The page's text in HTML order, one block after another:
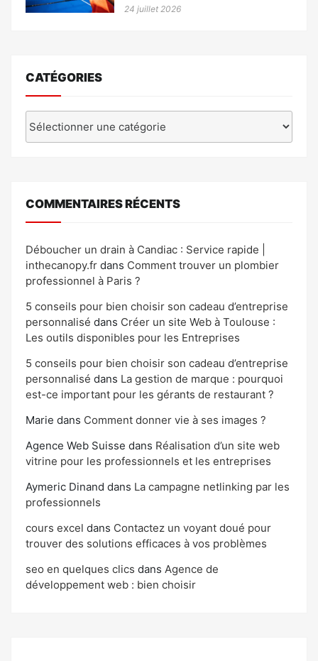
24 juillet 2026
CATÉGORIES
COMMENTAIRES RÉCENTS
Déboucher un drain à Candiac : Service rapide |
inthecanopy.fr dans Comment trouver un plombier
professionnel à Paris ?
5 conseils pour bien choisir son cadeau d’entreprise
personnalisé dans Créer un site Web à Toulouse :
Les outils disponibles pour les Entreprises
5 conseils pour bien choisir son cadeau d’entreprise
personnalisé dans La gestion de marque : pourquoi
est-ce important pour les gérants de restaurant ?
Marie dans Comment donner vie à ses images ?
Agence Web Suisse dans Réalisation d’un site web
vitrine pour les professionnels et les entreprises
Aymeric Dinand dans La campagne netlinking par les
professionnels
cours excel dans Contactez un voyant doué pour
trouver des solutions efficaces à vos problèmes
seo en quelques clics dans Agence de
développement web : bien choisir